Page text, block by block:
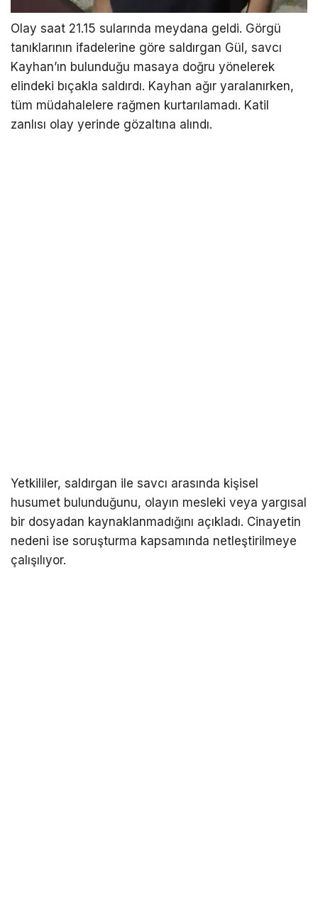
Olay saat 21.15 sularında meydana geldi. Görgü
tanıklarının ifadelerine göre saldırgan Gül, savcı
Kayhan’ın bulunduğu masaya doğru yönelerek
elindeki bıçakla saldırdı. Kayhan ağır yaralanırken,
tüm müdahalelere rağmen kurtarılamadı. Katil
zanlısı olay yerinde gözaltına alındı.
Yetkililer, saldırgan ile savcı arasında kişisel
husumet bulunduğunu, olayın mesleki veya yargısal
bir dosyadan kaynaklanmadığını açıkladı. Cinayetin
nedeni ise soruşturma kapsamında netleştirilmeye
çalışılıyor.